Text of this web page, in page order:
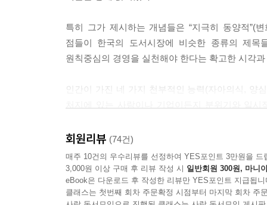
'패-패'적 사고
'승'적 사고
어떤 것이 최적의 선택인가?
승-승의 다섯 차원
합의
승-승의 이행합의
시스템
과정
특히 그가 제시하는 개념들은 “지극히 동양적”(
점들이 한국의 도서시장에 비슷한 종류의 제
원칙중심의 경영을 실천해야 한다는 확고한 시각
인간이 가진 네 가지 천부적인 능력(자아의식, 양
원인이고, ‘7가지 습관’의 최고 강점이다.
“참된 변화는 내면에서부터 시작되어야 한다. 나
사고의 바탕이자 기본인 패러다임을 바꿈으로
창조해 준다.”〈스티븐 코비, “성공하는 사람들의 7
회원리뷰 (74건)
매주 10건의 우수리뷰를 선정하여 YES포인트 3만원을 드
3,000원 이상 구매 후 리뷰 작성 시 일반회원 300원, 마니
eBook은 다운로드 후 작성한 리뷰만 YES포인트 지급됩니
클래스는 첫번째 회차 주문확정 시점부터 마지막 회차 주